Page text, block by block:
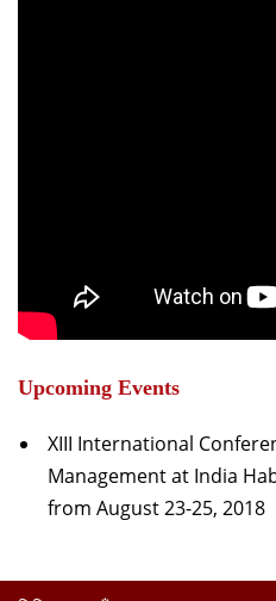
Upcoming Events
XIII International
Management at India
from August 23-25, 2018